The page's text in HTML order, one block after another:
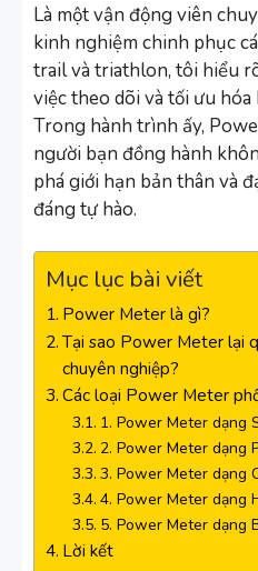
Là một vận động viên
kinh nghiệm chinh phục
trail và triathlon, tôi hiểu
việc theo dõi và tối ưu
Trong hành trình ấy,
người bạn đồng hành
phá giới hạn bản thân và
đáng tự hào.
Mục lục bài viết
Power Meter là gì?
Tại sao Power Meter lại
chuyên nghiệp?
Các loại Power Meter
1. Power Meter dạng
2. Power Meter dạng
3. Power Meter dạng
4. Power Meter dạng
5. Power Meter dạng
Lời kết